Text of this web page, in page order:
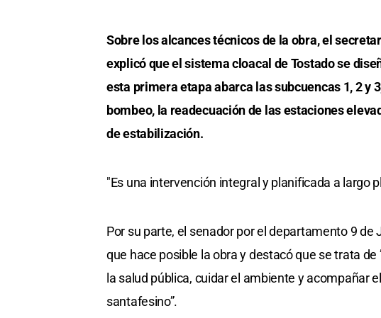
Sobre los alcances técnicos de la obra, el
explicó que el sistema cloacal de Tostado se
esta primera etapa abarca las subcuencas 1, 2 y
bombeo, la readecuación de las estaciones
de estabilización.
"Es una intervención integral y planificada a largo
Por su parte, el senador por el departamento 9
que hace posible la obra y destacó que se trata
la salud pública, cuidar el ambiente y acompañar
santafesino”.